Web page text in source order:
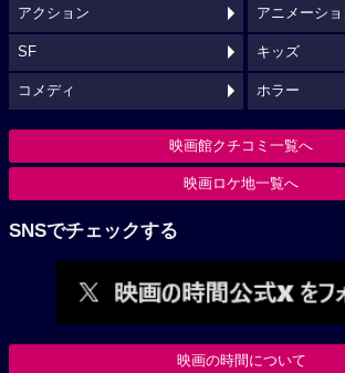
アクション アニメーショ
SF キッズ
コメディ ホラー
映画館クチコミ一覧へ
映画ロケ地一覧へ
SNSでチェックする
映画の時間について